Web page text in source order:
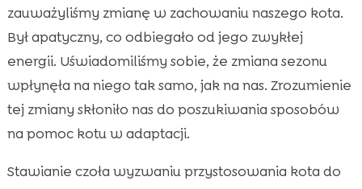

Jak zmiana pór roku wpływa na kocie
zachowanie?
Znaczenie rutyny w życiu kota

Jak przygotować dom na wcześniejsze
zapadanie zmroku?
Wprowadzenie dodatkowych źródeł światła
 Przyzwyczajanie kota do zmroku jesienią
zauważyliśmy zmianę w zachowaniu naszego kota.
Był apatyczny, co odbiegało od jego zwykłej
energii. Uświadomiliśmy sobie, że zmiana sezonu
wpłynęła na niego tak samo, jak na nas. Zrozumienie
tej zmiany skłoniło nas do poszukiwania sposobów
na pomoc kotu w adaptacji.
Stawianie czoła wyzwaniu przystosowania kota do